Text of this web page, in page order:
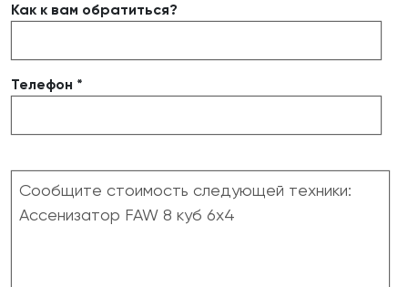
Как к вам обратиться?
Телефон *